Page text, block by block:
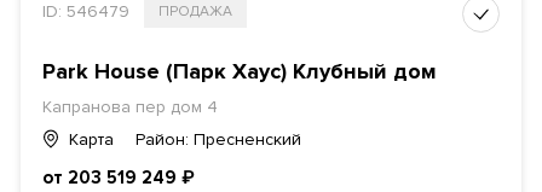
ID: 546479 ПРОДАЖА
Park House (Парк Хаус) Клубный дом
Капранова пер дом 4
Карта
Район: Пресненский
от 203 519 249 ₽